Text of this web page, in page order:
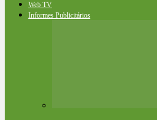
Web TV
Informes Publicitários